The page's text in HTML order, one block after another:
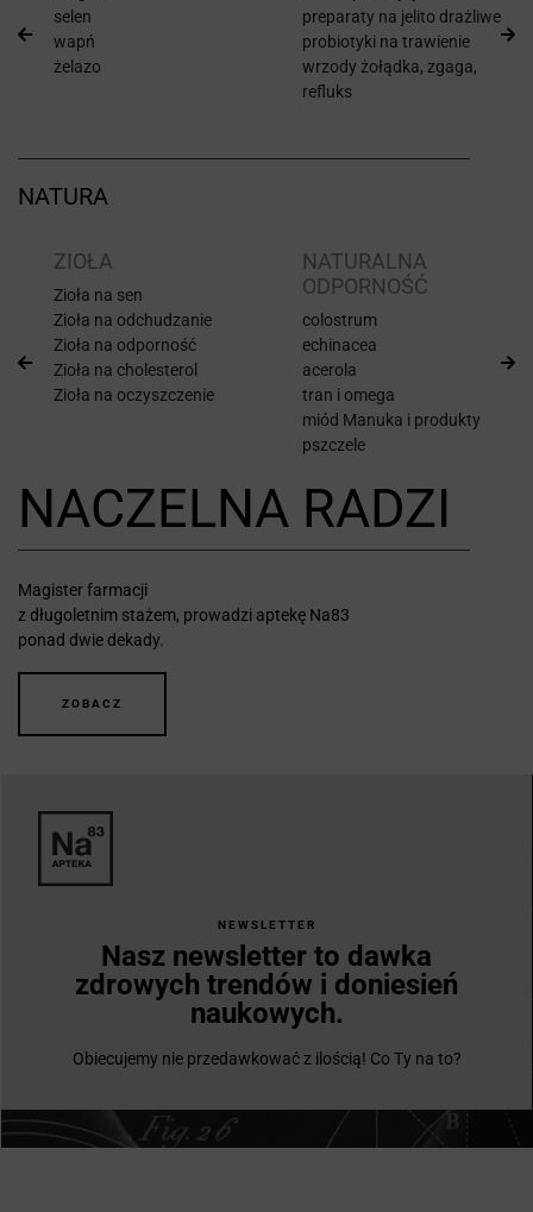
selen
wapń
żelazo
preparaty na jelito drażliwe
probiotyki na trawienie
wrzody żołądka, zgaga,
refluks
NATURA
ZIOŁA
Zioła na sen
Zioła na odchudzanie
Zioła na odporność
Zioła na cholesterol
Zioła na oczyszczenie
NATURALNA
ODPORNOŚĆ
colostrum
echinacea
acerola
tran i omega
miód Manuka i produkty
pszczele
NACZELNA RADZI
Magister farmacji
z długoletnim stażem, prowadzi aptekę Na83
ponad dwie dekady.
ZOBACZ
NEWSLETTER
Nasz newsletter to dawka
zdrowych trendów i doniesień
naukowych.
Obiecujemy nie przedawkować z ilością! Co Ty na to?